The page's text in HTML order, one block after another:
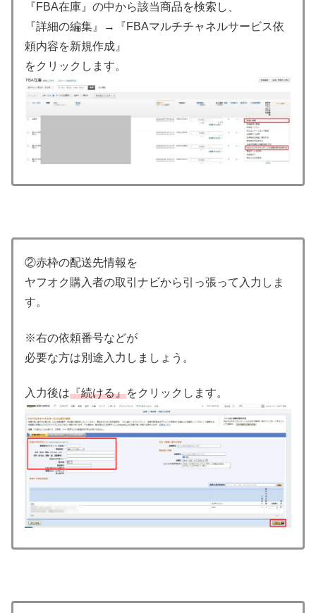
『FBA在庫』の中から該当商品を検索し、
『詳細の編集』→『FBAマルチチャネルサービス依
頼内容を新規作成』
をクリックします。
②赤枠の配送先情報を
ヤフオク購入者の取引ナビから引っ張って入力しま
す。
※右の依頼番号などが
必要な方は別途入力しましょう。
入力後は『続ける』をクリックします。